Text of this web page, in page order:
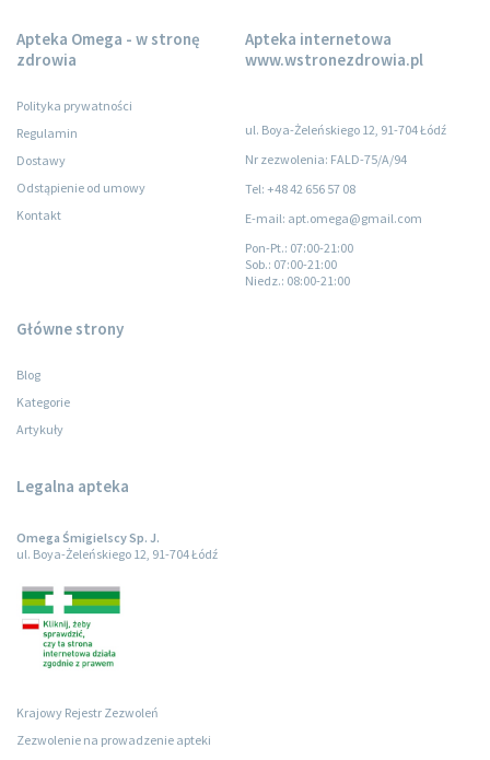
Apteka Omega - w stronę
zdrowia
Polityka prywatności
Regulamin
Dostawy
Odstąpienie od umowy
Kontakt
Apteka internetowa
www.wstronezdrowia.pl
ul. Boya-Żeleńskiego 12, 91-704 Łódź
Nr zezwolenia: FALD-75/A/94
Tel: +48 42 656 57 08
E-mail: apt.omega@gmail.com
Pon-Pt.: 07:00-21:00
Sob.: 07:00-21:00
Niedz.: 08:00-21:00
Główne strony
Blog
Kategorie
Artykuły
Legalna apteka
Omega Śmigielscy Sp. J.
ul. Boya-Żeleńskiego 12, 91-704 Łódź
Krajowy Rejestr Zezwoleń
Zezwolenie na prowadzenie apteki